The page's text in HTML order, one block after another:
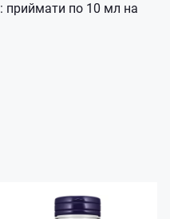
: приймати по 10 мл на